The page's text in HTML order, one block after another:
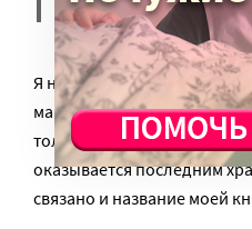
Я недавно спрашивала,
маршал Катуков.
только улицу Катукова в
оказывается последним
связано и название моей